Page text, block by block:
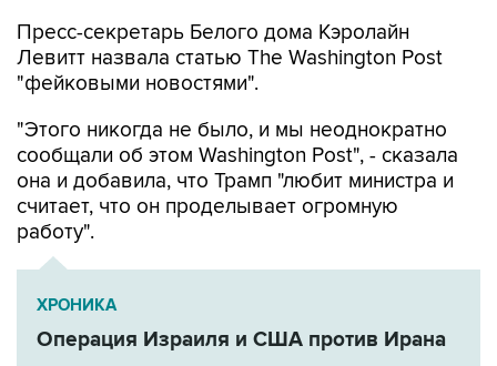
Пресс-секретарь Белого дома Кэролайн
Левитт назвала статью The Washington Post
"фейковыми новостями".
"Этого никогда не было, и мы неоднократно
сообщали об этом Washington Post", - сказала
она и добавила, что Трамп "любит министра и
считает, что он проделывает огромную
работу".
ХРОНИКА
Операция Израиля и США против Ирана